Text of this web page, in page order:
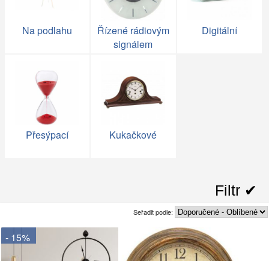
Na podlahu
Řízené rádiovým
signálem
Digitální
Přesýpací Kukačkové
Filtr ✔︎
Seřadit podle:
- 15%